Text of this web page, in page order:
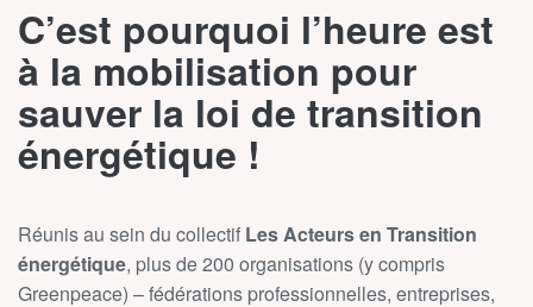
C’est pourquoi l’heure est
à la mobilisation pour
sauver la loi de transition
énergétique !
Réunis au sein du collectif Les Acteurs en Transition
énergétique, plus de 200 organisations (y compris
Greenpeace) – fédérations professionnelles, entreprises,